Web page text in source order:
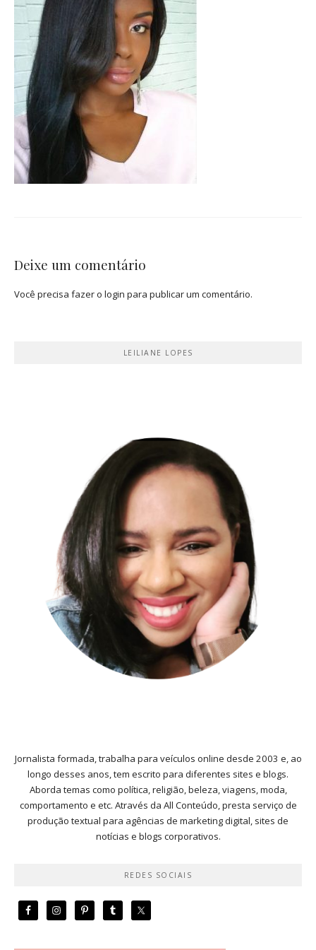
Deixe um comentário
Você precisa fazer o login para publicar um comentário.
LEILIANE LOPES
Jornalista formada, trabalha para veículos online desde 2003 e, ao
longo desses anos, tem escrito para diferentes sites e blogs.
Aborda temas como política, religião, beleza, viagens, moda,
comportamento e etc. Através da All Conteúdo, presta serviço de
produção textual para agências de marketing digital, sites de
notícias e blogs corporativos.
REDES SOCIAIS